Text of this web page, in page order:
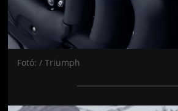
Fotó: / Triumph